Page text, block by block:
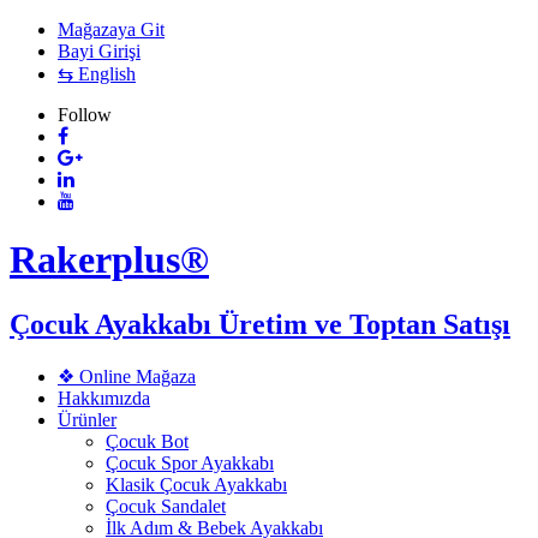
Mağazaya Git
Bayi Girişi
⇆ English
Follow
Rakerplus®
Çocuk Ayakkabı Üretim ve Toptan Satışı
❖ Online Mağaza
Hakkımızda
Ürünler
Çocuk Bot
Çocuk Spor Ayakkabı
Klasik Çocuk Ayakkabı
Çocuk Sandalet
İlk Adım & Bebek Ayakkabı